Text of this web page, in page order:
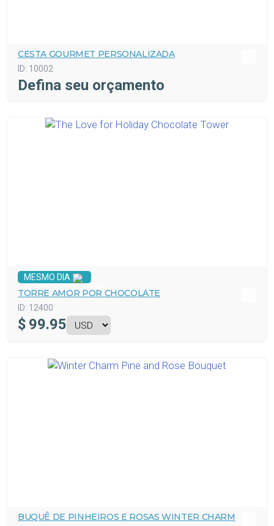
CESTA GOURMET PERSONALIZADA
ID: 10002
Defina seu orçamento
MESMO DIA
TORRE AMOR POR CHOCOLATE
ID: 12400
$ 99.95
BUQUÊ DE PINHEIROS E ROSAS WINTER CHARM